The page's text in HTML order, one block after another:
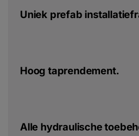
Uniek prefab
Hoog taprendement.
Alle hydraulische